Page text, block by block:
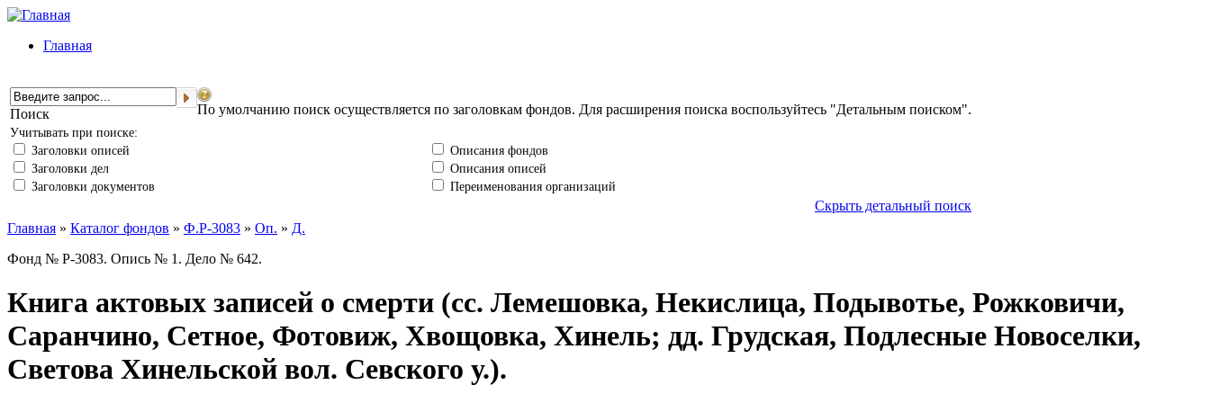
Главная
По умолчанию поиск осуществляется по заголовкам фондов. Для расширения поиска воспользуйтесь "Детальным поиском".
Поиск
Учитывать при поиске:
Заголовки описей
Описания фондов
Заголовки дел
Описания описей
Заголовки документов
Переименования организаций
Скрыть детальный поиск
Главная » Каталог фондов » Ф.Р-3083 » Оп. » Д.
Фонд № Р-3083. Опись № 1. Дело № 642.
Книга актовых записей о смерти (сс. Лемешовка, Некислица, Подывотье, Рожковичи,
Саранчино, Сетное, Фотовиж, Хвощовка, Хинель; дд. Грудская, Подлесные Новоселки,
Светова Хинельской вол. Севского у.).